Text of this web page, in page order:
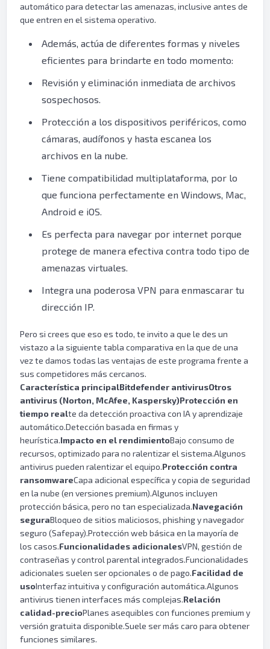
automático para detectar las amenazas, inclusive antes de
que entren en el sistema operativo.
Además, actúa de diferentes formas y niveles
eficientes para brindarte en todo momento:
Revisión y eliminación inmediata de archivos
sospechosos.
Protección a los dispositivos periféricos, como
cámaras, audífonos y hasta escanea los
archivos en la nube.
Tiene compatibilidad multiplataforma, por lo
que funciona perfectamente en Windows, Mac,
Android e iOS.
Es perfecta para navegar por internet porque
protege de manera efectiva contra todo tipo de
amenazas virtuales.
Integra una poderosa VPN para enmascarar tu
dirección IP.
Pero si crees que eso es todo, te invito a que le des un
vistazo a la siguiente tabla comparativa en la que de una
vez te damos todas las ventajas de este programa frente a
sus competidores más cercanos.
Característica principalBitdefender antivirusOtros
antivirus (Norton, McAfee, Kaspersky)Protección en
tiempo realte da detección proactiva con IA y aprendizaje
automático.Detección basada en firmas y
heurística.Impacto en el rendimientoBajo consumo de
recursos, optimizado para no ralentizar el sistema.Algunos
antivirus pueden ralentizar el equipo.Protección contra
ransomwareCapa adicional específica y copia de seguridad
en la nube (en versiones premium).Algunos incluyen
protección básica, pero no tan especializada.Navegación
seguraBloqueo de sitios maliciosos, phishing y navegador
seguro (Safepay).Protección web básica en la mayoría de
los casos.Funcionalidades adicionalesVPN, gestión de
contraseñas y control parental integrados.Funcionalidades
adicionales suelen ser opcionales o de pago.Facilidad de
usoInterfaz intuitiva y configuración automática.Algunos
antivirus tienen interfaces más complejas.Relación
calidad-precioPlanes asequibles con funciones premium y
versión gratuita disponible.Suele ser más caro para obtener
funciones similares.